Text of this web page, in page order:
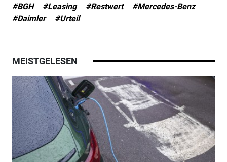
#BGH #Leasing #Restwert
#Mercedes-Benz
#Daimler
#Urteil
MEISTGELESEN